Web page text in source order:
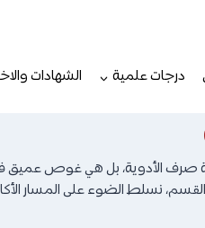
درجات علمية الشهادات
الأدوية، بل هي غوص عميق في
نسلط الضوء على المسار